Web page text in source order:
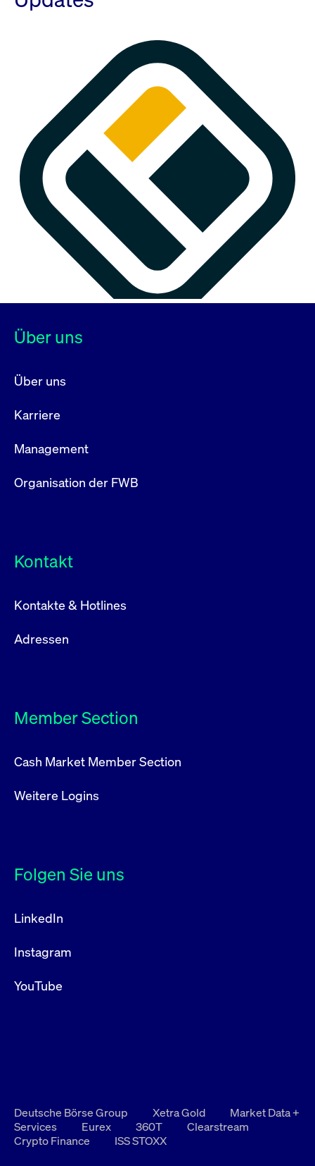
Über uns
Über uns
Karriere
Management
Organisation der FWB
Kontakt
Kontakte & Hotlines
Adressen
Member Section
Cash Market Member Section
Weitere Logins
Folgen Sie uns
LinkedIn
Instagram
YouTube
Deutsche Börse Group Xetra Gold
Market Data +
Services
Eurex 360T
Clearstream
Crypto Finance
ISS STOXX